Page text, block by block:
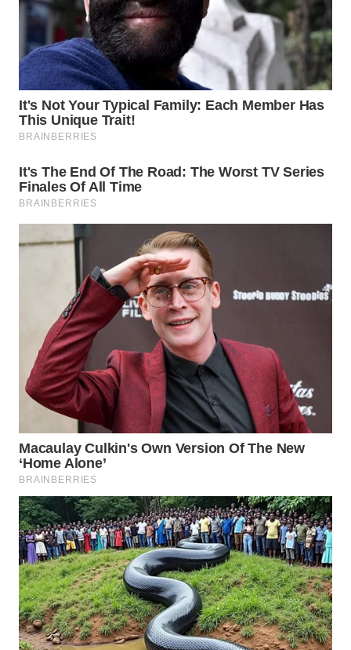
BOGOR
WN
DEPOK
WN
TAPANULI
UTARA
WN
SAMOSIR
WN
WN
SUMEDANG
WN
CIANJUR
WN
KEPULAUAN
SERIBU
WN
TANGERANG
WN
BINJAI
WN
CIREBON